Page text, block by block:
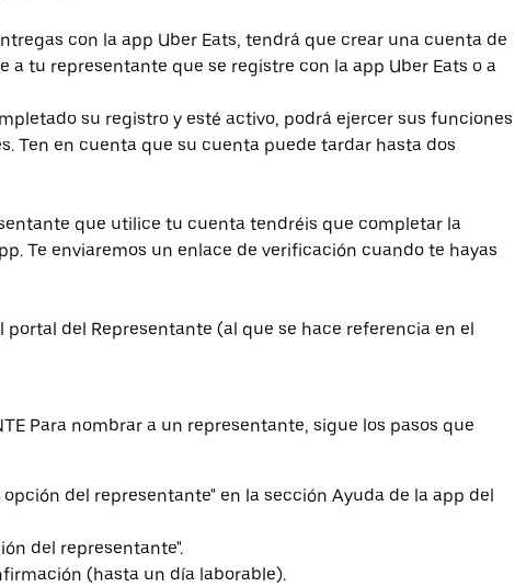
con la app Uber Eats, tendrá que crear una cuenta de
a tu representante que se registre con la app Uber Eats o a
su registro y esté activo, podrá ejercer sus funciones
Ten en cuenta que su cuenta puede tardar hasta dos
que utilice tu cuenta tendréis que completar la
Te enviaremos un enlace de verificación cuando te hayas
del Representante (al que se hace referencia en el
Para nombrar a un representante, sigue los pasos que
del representante" en la sección Ayuda de la app del
del representante".
(hasta un día laborable).